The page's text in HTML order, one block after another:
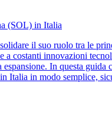
(SOL) in Italia
il suo ruolo tra le
a costanti innovazioni
espansione. In questa guida
Italia in modo semplice,